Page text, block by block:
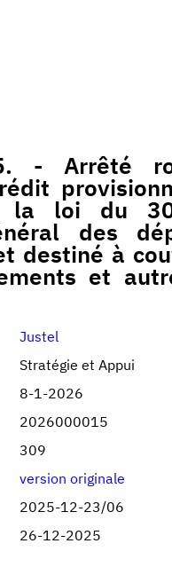
- Arrêté
la loi du
des
destiné à
et
Justel
Stratégie et Appui
8-1-2026
2026000015
309
version originale
2025-12-23/06
26-12-2025